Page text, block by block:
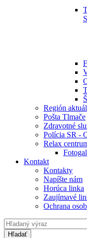
Región
Pošta Tlmače
Zdravotné
Polícia SR -
Relax
Kontakt
Kontakty
Napíšte nám
Horúca linka
Zaujímavé
Ochrana
Hľadať